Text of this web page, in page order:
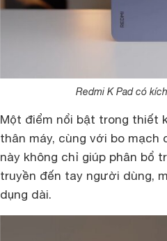
Redmi K Pad có
Một điểm nổi bật trong thiết
thân máy, cùng với bo mạch
này không chỉ giúp phân bổ
truyền đến tay người dùng,
dụng dài.